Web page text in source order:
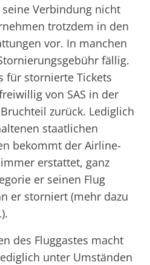
Verbindung nicht
trotzdem in den
vor. In manchen
fällig.
für stornierte Tickets
von SAS in der
zurück. Lediglich
staatlichen
bekommt der Airline-
erstattet, ganz
er seinen Flug
er storniert (mehr dazu
des Fluggastes macht
unter Umständen